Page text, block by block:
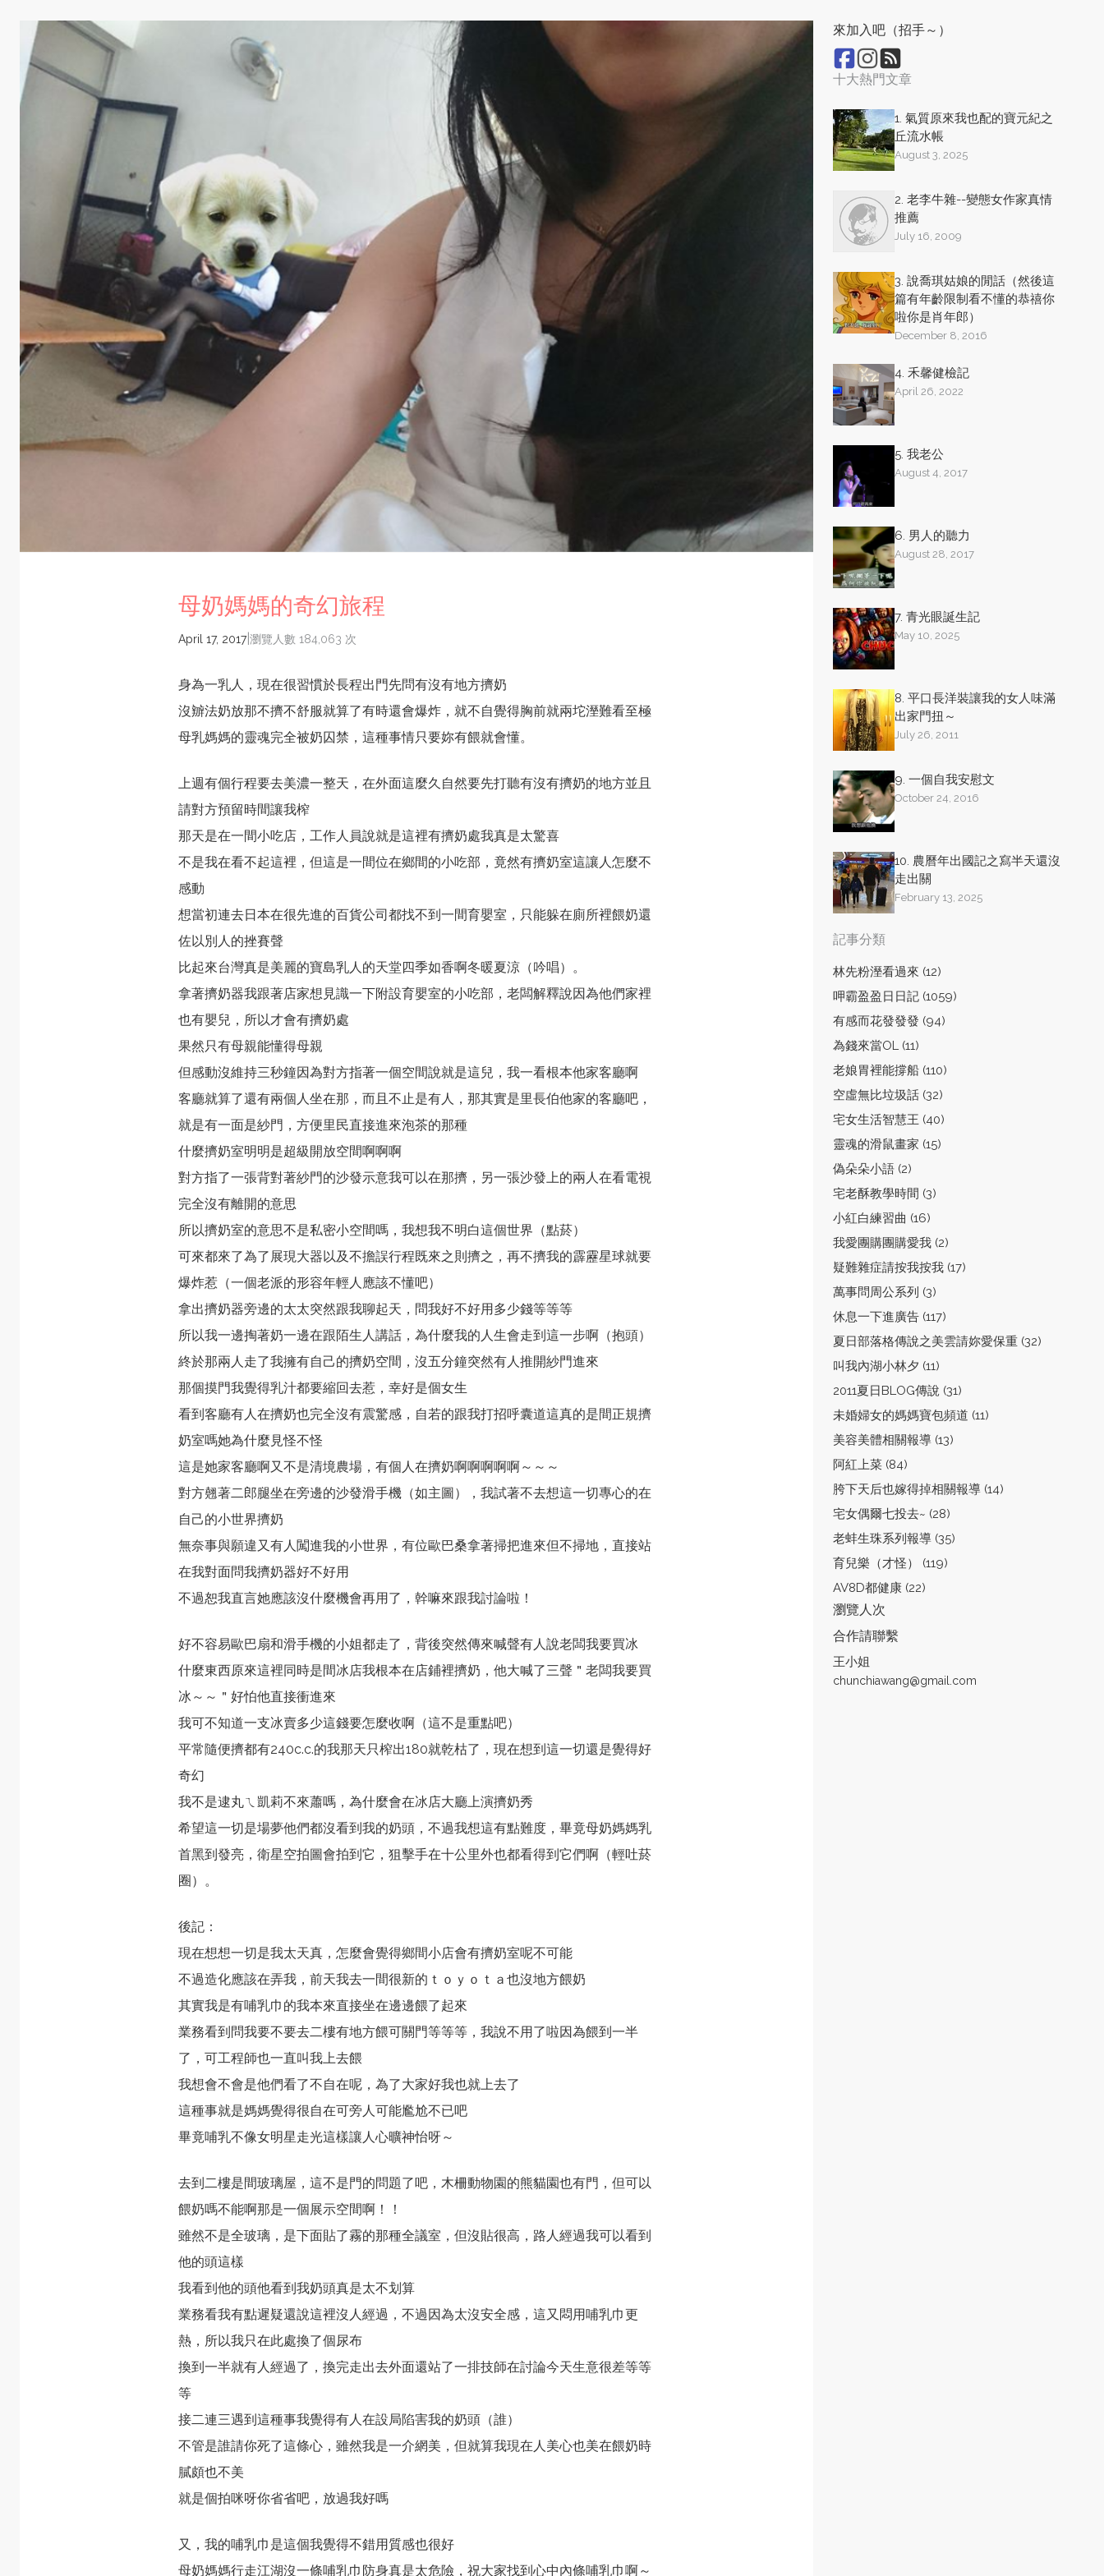
母奶媽媽的奇幻旅程
April 17, 2017|瀏覽人數 184,063 次
身為一乳人，現在很習慣於長程出門先問有沒有地方擠奶
沒辧法奶放那不擠不舒服就算了有時還會爆炸，就不自覺得胸前就兩坨溼難看至極
母乳媽媽的靈魂完全被奶囚禁，這種事情只要妳有餵就會懂。
上週有個行程要去美濃一整天，在外面這麼久自然要先打聽有沒有擠奶的地方並且
請對方預留時間讓我榨
那天是在一間小吃店，工作人員說就是這裡有擠奶處我真是太驚喜
不是我在看不起這裡，但這是一間位在鄉間的小吃部，竟然有擠奶室這讓人怎麼不
感動
想當初連去日本在很先進的百貨公司都找不到一間育嬰室，只能躲在廁所裡餵奶還
佐以別人的挫賽聲
比起來台灣真是美麗的寶島乳人的天堂四季如香啊冬暖夏涼（吟唱）。
拿著擠奶器我跟著店家想見識一下附設育嬰室的小吃部，老闆解釋說因為他們家裡
也有嬰兒，所以才會有擠奶處
果然只有母親能懂得母親
但感動沒維持三秒鐘因為對方指著一個空間說就是這兒，我一看根本他家客廳啊
客廳就算了還有兩個人坐在那，而且不止是有人，那其實是里長伯他家的客廳吧，
就是有一面是紗門，方便里民直接進來泡茶的那種
什麼擠奶室明明是超級開放空間啊啊啊
對方指了一張背對著紗門的沙發示意我可以在那擠，另一張沙發上的兩人在看電視
完全沒有離開的意思
所以擠奶室的意思不是私密小空間嗎，我想我不明白這個世界（點菸）
可來都來了為了展現大器以及不擔誤行程既來之則擠之，再不擠我的霹靂星球就要
爆炸惹（一個老派的形容年輕人應該不懂吧）
拿出擠奶器旁邊的太太突然跟我聊起天，問我好不好用多少錢等等等
所以我一邊掏著奶一邊在跟陌生人講話，為什麼我的人生會走到這一步啊（抱頭）
終於那兩人走了我擁有自己的擠奶空間，沒五分鐘突然有人推開紗門進來
那個摸門我覺得乳汁都要縮回去惹，幸好是個女生
看到客廳有人在擠奶也完全沒有震驚感，自若的跟我打招呼囊道這真的是間正規擠
奶室嗎她為什麼見怪不怪
這是她家客廳啊又不是清境農場，有個人在擠奶啊啊啊啊啊～～～
對方翹著二郎腿坐在旁邊的沙發滑手機（如主圖），我試著不去想這一切專心的在
自己的小世界擠奶
無奈事與願違又有人闖進我的小世界，有位歐巴桑拿著掃把進來但不掃地，直接站
在我對面問我擠奶器好不好用
不過恕我直言她應該沒什麼機會再用了，幹嘛來跟我討論啦！
好不容易歐巴扇和滑手機的小姐都走了，背後突然傳來喊聲有人說老闆我要買冰
什麼東西原來這裡同時是間冰店我根本在店鋪裡擠奶，他大喊了三聲＂老闆我要買
冰～～＂好怕他直接衝進來
我可不知道一支冰賣多少這錢要怎麼收啊（這不是重點吧）
平常隨便擠都有240c.c.的我那天只榨出180就乾枯了，現在想到這一切還是覺得好
奇幻
我不是逮丸ㄟ凱莉不來蕭嗎，為什麼會在冰店大廳上演擠奶秀
希望這一切是場夢他們都沒看到我的奶頭，不過我想這有點難度，畢竟母奶媽媽乳
首黑到發亮，衛星空拍圖會拍到它，狙擊手在十公里外也都看得到它們啊（輕吐菸
圈）。
後記：
現在想想一切是我太天真，怎麼會覺得鄉間小店會有擠奶室呢不可能
不過造化應該在弄我，前天我去一間很新的ｔｏｙｏｔａ也沒地方餵奶
其實我是有哺乳巾的我本來直接坐在邊邊餵了起來
業務看到問我要不要去二樓有地方餵可關門等等等，我說不用了啦因為餵到一半
了，可工程師也一直叫我上去餵
我想會不會是他們看了不自在呢，為了大家好我也就上去了
這種事就是媽媽覺得很自在可旁人可能尷尬不已吧
畢竟哺乳不像女明星走光這樣讓人心曠神怡呀～
去到二樓是間玻璃屋，這不是門的問題了吧，木柵動物園的熊貓園也有門，但可以
餵奶嗎不能啊那是一個展示空間啊！！
雖然不是全玻璃，是下面貼了霧的那種全議室，但沒貼很高，路人經過我可以看到
他的頭這樣
我看到他的頭他看到我奶頭真是太不划算
業務看我有點遲疑還說這裡沒人經過，不過因為太沒安全感，這又悶用哺乳巾更
熱，所以我只在此處換了個尿布
換到一半就有人經過了，換完走出去外面還站了一排技師在討論今天生意很差等等
等
接二連三遇到這種事我覺得有人在設局陷害我的奶頭（誰）
不管是誰請你死了這條心，雖然我是一介網美，但就算我現在人美心也美在餵奶時
膩頗也不美
就是個拍咪呀你省省吧，放過我好嗎
又，我的哺乳巾是這個我覺得不錯用質感也很好
母奶媽媽行走江湖沒一條哺乳巾防身真是太危險，祝大家找到心中內條哺乳巾啊～
來加入吧（招手～）
十大熱門文章
1. 氣質原來我也配的寶元紀之
丘流水帳
August 3, 2025
2. 老李牛雜--變態女作家真情
推薦
July 16, 2009
3. 說喬琪姑娘的閒話（然後這
篇有年齡限制看不懂的恭禧你
啦你是肖年郎）
December 8, 2016
4. 禾馨健檢記
April 26, 2022
5. 我老公
August 4, 2017
6. 男人的聽力
August 28, 2017
7. 青光眼誕生記
May 10, 2025
8. 平口長洋裝讓我的女人味滿
出家門扭～
July 26, 2011
9. 一個自我安慰文
October 24, 2016
10. 農曆年出國記之寫半天還沒
走出關
February 13, 2025
記事分類
林先粉溼看過來 (12)
呷霸盈盈日日記 (1059)
有感而花發發發 (94)
為錢來當OL (11)
老娘胃裡能撐船 (110)
空虛無比垃圾話 (32)
宅女生活智慧王 (40)
靈魂的滑鼠畫家 (15)
偽朵朵小語 (2)
宅老酥教學時間 (3)
小紅白練習曲 (16)
我愛團購團購愛我 (2)
疑難雜症請按我按我 (17)
萬事問周公系列 (3)
休息一下進廣告 (117)
夏日部落格傳說之美雲請妳愛保重 (32)
叫我內湖小林夕 (11)
2011夏日BLOG傳說 (31)
未婚婦女的媽媽寶包頻道 (11)
美容美體相關報導 (13)
阿紅上菜 (84)
胯下天后也嫁得掉相關報導 (14)
宅女偶爾七投去~ (28)
老蚌生珠系列報導 (35)
育兒樂（才怪） (119)
AV8D都健康 (22)
瀏覽人次
合作請聯繫
王小姐
chunchiawang@gmail.com